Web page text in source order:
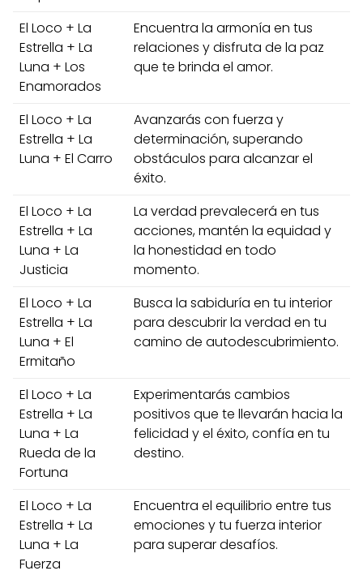
El Loco + La
Estrella + La
Luna + Los
Enamorados
Encuentra la armonía en tus
relaciones y disfruta de la paz
que te brinda el amor.
El Loco + La
Estrella + La
Luna + El Carro
Avanzarás con fuerza y
determinación, superando
obstáculos para alcanzar el
éxito.
El Loco + La
Estrella + La
Luna + La
Justicia
La verdad prevalecerá en tus
acciones, mantén la equidad y
la honestidad en todo
momento.
El Loco + La
Estrella + La
Luna + El
Ermitaño
Busca la sabiduría en tu interior
para descubrir la verdad en tu
camino de autodescubrimiento.
El Loco + La
Estrella + La
Luna + La
Rueda de la
Fortuna
Experimentarás cambios
positivos que te llevarán hacia la
felicidad y el éxito, confía en tu
destino.
El Loco + La
Estrella + La
Luna + La
Fuerza
Encuentra el equilibrio entre tus
emociones y tu fuerza interior
para superar desafíos.